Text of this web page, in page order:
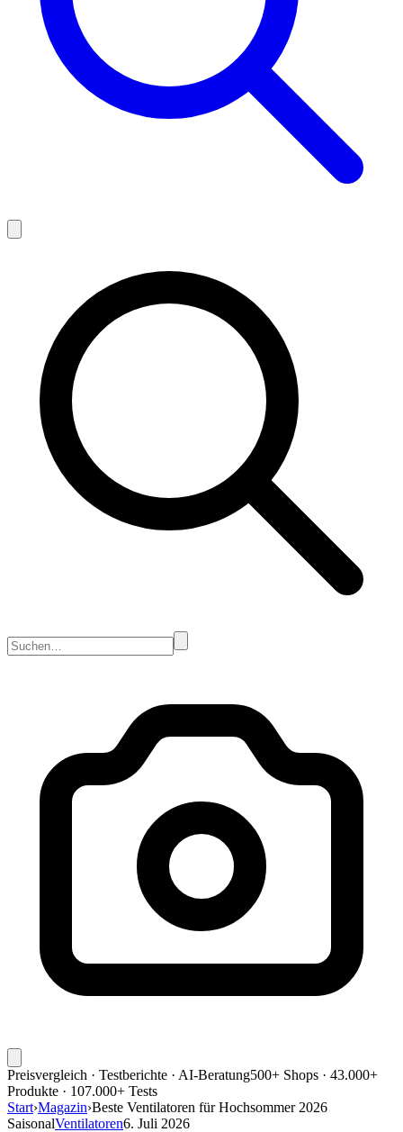
Preisvergleich · Testberichte · AI-Beratung500+ Shops · 43.000+
Produkte · 107.000+ Tests
Start›Magazin›Beste Ventilatoren für Hochsommer 2026
SaisonalVentilatoren6. Juli 2026